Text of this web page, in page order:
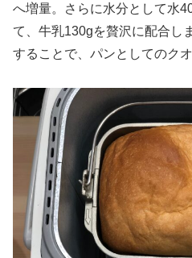
へ増量。さらに水分として水
て、牛乳130gを贅沢に配合し
することで、パンとしてのク